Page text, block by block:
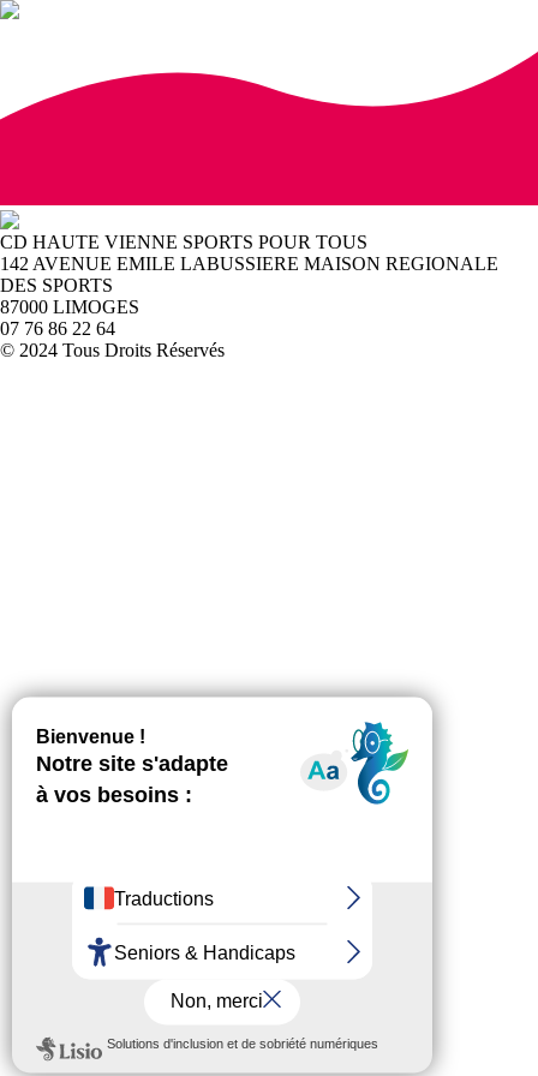
CD HAUTE VIENNE SPORTS POUR TOUS
142 AVENUE EMILE LABUSSIERE MAISON REGIONALE
DES SPORTS
87000 LIMOGES
07 76 86 22 64
© 2024 Tous Droits Réservés